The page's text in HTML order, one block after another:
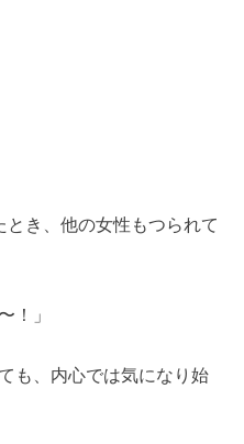
き、他の女性もつられて
！」
も、内心では気になり始